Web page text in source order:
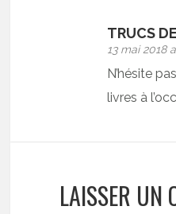
TRUCS
13 mai 2018
N’hésite
livres à
LAISSER UN